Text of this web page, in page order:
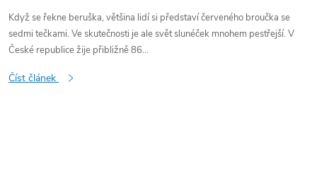
Když se řekne beruška, většina lidí si představí červeného broučka se
sedmi tečkami. Ve skutečnosti je ale svět slunéček mnohem pestřejší. V
České republice žije přibližně 86...
Číst článek